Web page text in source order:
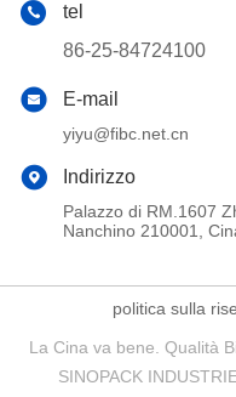
tel
86-25-84724100
E-mail
yiyu@fibc.net.cn
Indirizzo
Palazzo di RM.1607
Nanchino 210001,
politica sulla
La Cina va bene. Qualità
SINOPACK